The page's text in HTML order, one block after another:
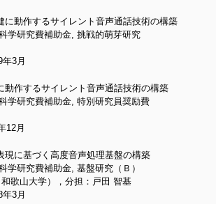
に動作するサイレント音声通話技術の構築
学研究費補助金, 挑戦的萌芽研究
3月
動作するサイレント音声通話技術の構築
学研究費補助金, 特別研究員奨励費
12月
現に基づく高度音声処理基盤の構築
研究費補助金, 基盤研究（Ｂ）
歌山大学），分担：戸田 智基
3月